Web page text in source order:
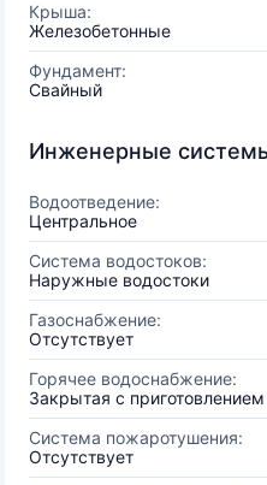
Крыша:
Железобетонные
Фундамент:
Свайный
Инженерные
Водоотведение:
Центральное
Система водостоков:
Наружные водостоки
Газоснабжение:
Отсутствует
Горячее водоснабжение:
Закрытая с
Система пожаротушения:
Отсутствует